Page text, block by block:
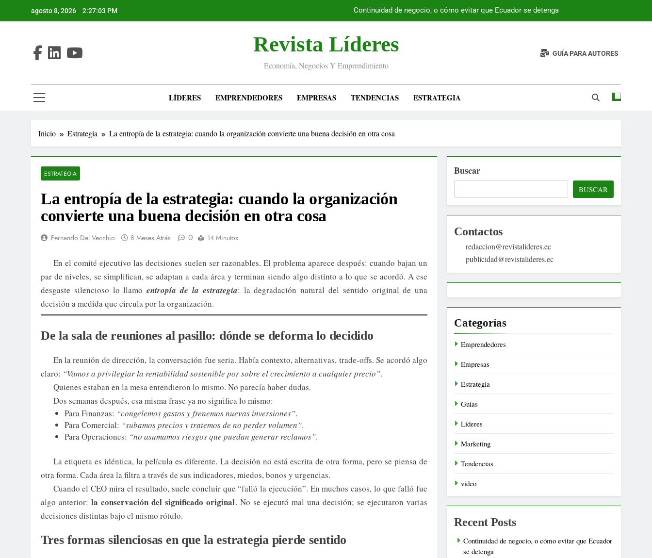
agosto 8, 2026 2:27:03 PM Continuidad de negocio, o cómo evitar que Ecuador se detenga
Revista Líderes
Economía, Negocios Y Emprendimiento
GUÍA PARA AUTORES
LÍDERES EMPRENDEDORES EMPRESAS TENDENCIAS ESTRATEGIA
Inicio Estrategia La entropía de la estrategia: cuando la organización convierte una buena decisión en otra cosa
ESTRATEGIA
La entropía de la estrategia: cuando la organización
convierte una buena decisión en otra cosa
Fernando Del Vecchio 8 Meses Atrás 0 14 Minutos
En el comité ejecutivo las decisiones suelen ser razonables. El problema aparece después: cuando bajan un
par de niveles, se simplifican, se adaptan a cada área y terminan siendo algo distinto a lo que se acordó. A ese
desgaste silencioso lo llamoentropía de la estrategia: la degradación natural del sentido original de una
decisión a medida que circula por la organización.
De la sala de reuniones al pasillo: dónde se deforma lo decidido
En la reunión de dirección, la conversación fue seria. Había contexto, alternativas, trade-offs. Se acordó algo
claro: “Vamos a privilegiar la rentabilidad sostenible por sobre el crecimiento a cualquier precio”.
Quienes estaban en la mesa entendieron lo mismo. No parecía haber dudas.
Dos semanas después, esa misma frase ya no significa lo mismo:
Para Finanzas: “congelemos gastos y frenemos nuevas inversiones”.
Para Comercial: “subamos precios y tratemos de no perder volumen”.
Para Operaciones: “no asumamos riesgos que puedan generar reclamos”.
La etiqueta es idéntica, la película es diferente. La decisión no está escrita de otra forma, pero se piensa de
otra forma. Cada área la filtra a través de sus indicadores, miedos, bonos y urgencias.
Cuando el CEO mira el resultado, suele concluir que “falló la ejecución”. En muchos casos, lo que falló fue
algo anterior:la conservación del significado original. No se ejecutó mal una decisión; se ejecutaron varias
decisiones distintas bajo el mismo rótulo.
Tres formas silenciosas en que la estrategia pierde sentido
Buscar
BUSCAR
Contactos
redaccion@revistalideres.ec
publicidad@revistalideres.ec
Categorías
Emprendedores
Empresas
Estrategia
Guías
Líderes
Marketing
Tendencias
video
Recent Posts
Continuidad de negocio, o cómo evitar que Ecuador
se detenga